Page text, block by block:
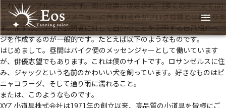
これはサンプルページです。同じ位置に固定され、(多くのテーマでは)
サイトナビゲーションメニューに含まれる点がブログ投稿とは異なりま
す。まずは、サイト訪問者に対して自分のことを説明する自己紹介ペー
ジを作成するのが一般的です。たとえば以下のようなものです。
はじめまして。昼間はバイク便のメッセンジャーとして働いています
が、俳優志望でもあります。これは僕のサイトです。ロサンゼルスに住
み、ジャックという名前のかわいい犬を飼っています。好きなものはピ
ニャコラーダ、そして通り雨に濡れること。
または、このようなものです。
XYZ 小道具株式会社は1971年の創立以来、高品質の小道具を皆様にご